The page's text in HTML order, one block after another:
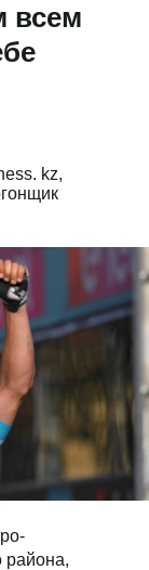
всем
kz,
района,